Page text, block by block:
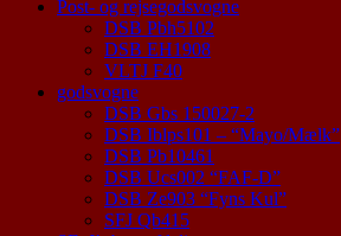
Post- og rejsegodsvogne
DSB Pbh5102
DSB EH1908
VLTJ F40
godsvogne
DSB Gbs 150027-2
DSB Iblps101 – “Mayo/Mælk”
DSB Pb10461
DSB Ucs002 “FAF-D”
DSB Ze903 “Fyns Kul”
SFJ Qb415